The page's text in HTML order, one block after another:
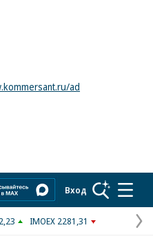
ad
Вход
IMOEX 2281,31